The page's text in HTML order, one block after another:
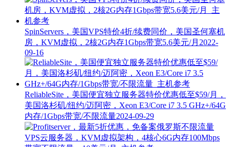
SpinServers，美国VPS特价4折/续费同价，美国圣何塞机
房，KVM虚拟，2核2G内存1Gbps带宽5.6美元/月 2022-
09-16
ReliableSite，美国便宜独立服务器特价优惠低至$59/月，
美国洛杉矶/纽约/迈阿密，Xeon E3/Core i7 3.5 GHz+/64G
内存/1Gbps带宽/不限流量2024-09-29